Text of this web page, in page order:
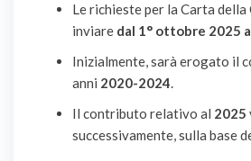
Le richieste per la Carta
inviare dal 1° ottobre 2025
Inizialmente, sarà erogato il
anni 2020-2024.
Il contributo relativo al 2025
successivamente, sulla base